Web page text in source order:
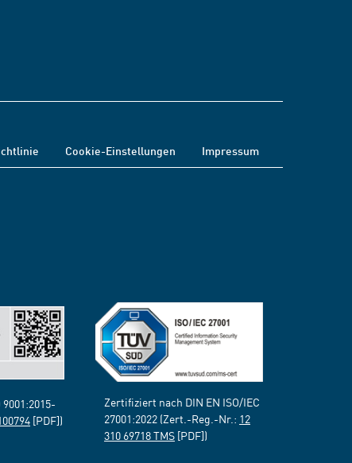
Cookie-Einstellungen Impressum
[PDF])
Zertifiziert nach DIN EN ISO/IEC
27001:2022 (Zert.-Reg.-Nr.: 12
310 69718 TMS [PDF])